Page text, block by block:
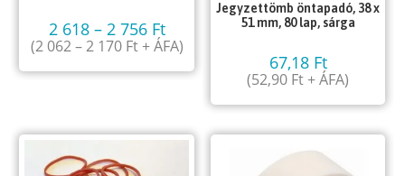
2 618 – 2 756 Ft
(2 062–2 170 Ft+ ÁFA)
Jegyzettömb öntapadó, 38 x
51 mm, 80 lap, sárga
67,18 Ft
(52,90 Ft+ ÁFA)